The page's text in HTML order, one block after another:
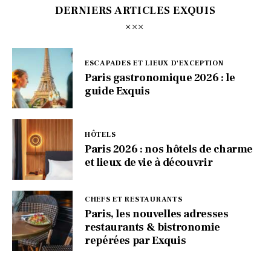
DERNIERS ARTICLES EXQUIS
ESCAPADES ET LIEUX D'EXCEPTION
Paris gastronomique 2026 : le
guide Exquis
HÔTELS
Paris 2026 : nos hôtels de charme
et lieux de vie à découvrir
CHEFS ET RESTAURANTS
Paris, les nouvelles adresses
restaurants & bistronomie
repérées par Exquis